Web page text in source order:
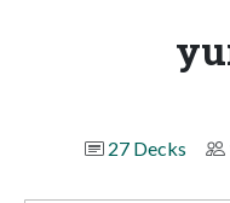
27 Decks